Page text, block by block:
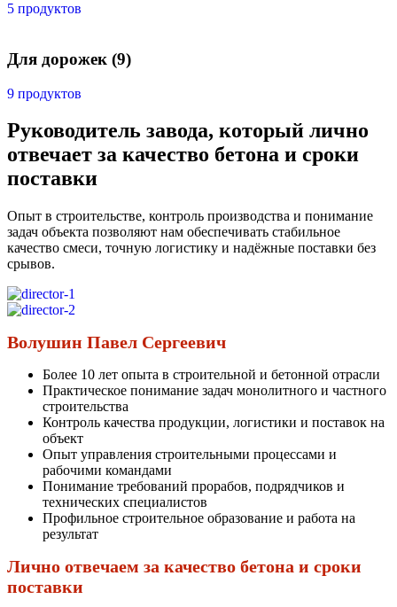
5 продуктов
Для дорожек (9)
9 продуктов
Руководитель завода, который лично
отвечает за качество бетона и сроки
поставки
Опыт в строительстве, контроль производства и понимание
задач объекта позволяют нам обеспечивать стабильное
качество смеси, точную логистику и надёжные поставки без
срывов.
Волушин Павел Сергеевич
Более 10 лет опыта в строительной и бетонной отрасли
Практическое понимание задач монолитного и частного
строительства
Контроль качества продукции, логистики и поставок на
объект
Опыт управления строительными процессами и
рабочими командами
Понимание требований прорабов, подрядчиков и
технических специалистов
Профильное строительное образование и работа на
результат
Лично отвечаем за качество бетона и сроки
поставки